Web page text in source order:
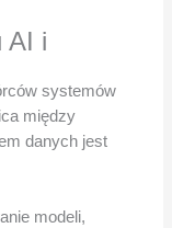
AI i
systemów
między
danych jest
modeli,